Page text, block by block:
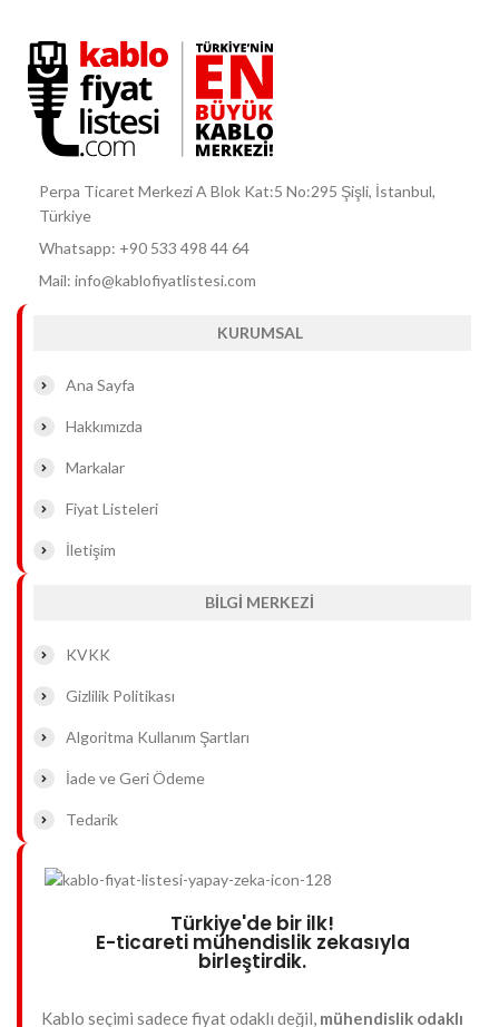
Perpa Ticaret Merkezi A Blok Kat:5 No:295 Şişli, İstanbul,
Türkiye
Whatsapp: +90 533 498 44 64
Mail: info@kablofiyatlistesi.com
KURUMSAL
Ana Sayfa
Hakkımızda
Markalar
Fiyat Listeleri
İletişim
BİLGİ MERKEZİ
KVKK
Gizlilik Politikası
Algoritma Kullanım Şartları
İade ve Geri Ödeme
Tedarik
Türkiye'de bir ilk!
E-ticareti mühendislik zekasıyla
birleştirdik.
Kablo seçimi sadece fiyat odaklı değil, mühendislik odaklı